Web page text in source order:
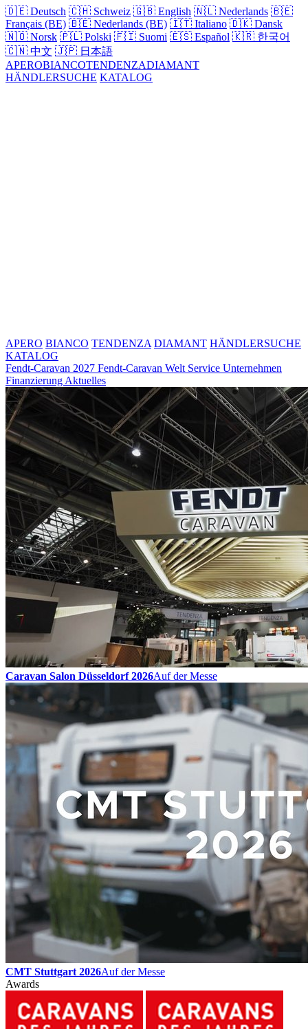
🇩🇪 Deutsch 🇨🇭 Schweiz 🇬🇧 English 🇳🇱 Nederlands 🇧🇪
Français (BE) 🇧🇪 Nederlands (BE) 🇮🇹 Italiano 🇩🇰 Dansk
🇳🇴 Norsk 🇵🇱 Polski 🇫🇮 Suomi 🇪🇸 Español 🇰🇷 한국어
🇨🇳 中文 🇯🇵 日本語
APEROBIANCOTENDENZADIAMANT
HÄNDLERSUCHE KATALOG
APERO BIANCO TENDENZA DIAMANT HÄNDLERSUCHE
KATALOG
Fendt-Caravan 2027 Fendt-Caravan Welt Service Unternehmen
Finanzierung Aktuelles
Caravan Salon Düsseldorf 2026Auf der Messe
CMT Stuttgart 2026Auf der Messe
Awards